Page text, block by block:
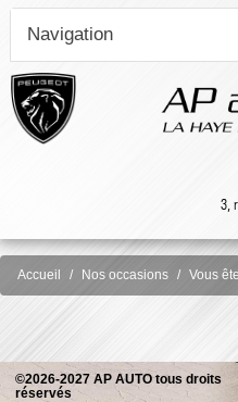
Navigation
3,
Accueil Nos occasions Vous
©2026-2027 AP AUTO tous droits
réservés